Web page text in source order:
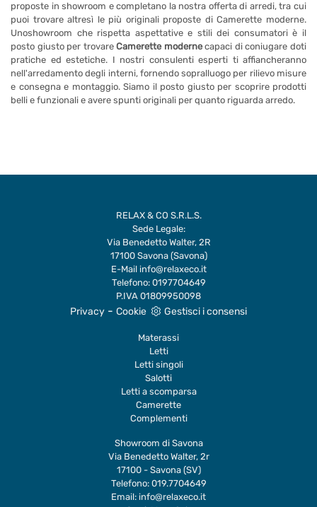
proposte in showroom e completano la nostra offerta di arredi, tra cui
puoi trovare altresì le più originali proposte di Camerette moderne.
Unoshowroom che rispetta aspettative e stili dei consumatori è il
posto giusto per trovareCamerette modernecapaci di coniugare doti
pratiche ed estetiche. I nostri consulenti esperti ti affiancheranno
nell'arredamento degli interni, fornendo sopralluogo per rilievo misure
e consegna e montaggio. Siamo il posto giusto per scoprire prodotti
belli e funzionali e avere spunti originali per quanto riguarda arredo.
RELAX & CO S.R.L.S.
Sede Legale:
Via Benedetto Walter, 2R
17100 Savona (Savona)
E-Mail info@relaxeco.it
Telefono: 0197704649
P.IVA 01809950098
Privacy - Cookie Gestisci i consensi
Materassi
Letti
Letti singoli
Salotti
Letti a scomparsa
Camerette
Complementi
Showroom di Savona
Via Benedetto Walter, 2r
17100 - Savona (SV)
Telefono: 019.7704649
Email: info@relaxeco.it